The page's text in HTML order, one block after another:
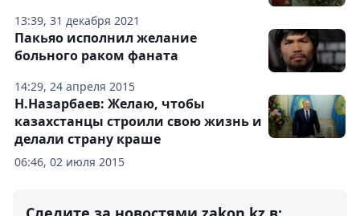
13:39, 31 декабря 2021
14:29, 24 апреля 2015
Пакьяо исполнил желание
больного раком фаната
06:46, 02 июля 2015
Н.Назарбаев: Желаю, чтобы
казахстанцы строили свою жизнь и
делали страну краше